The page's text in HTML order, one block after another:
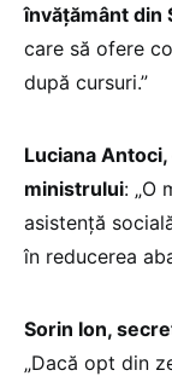
învățământ din
care să ofere
după cursuri.”
Luciana
ministrului: „O
asistență
în reducerea
Sorin Ion,
„Dacă opt din